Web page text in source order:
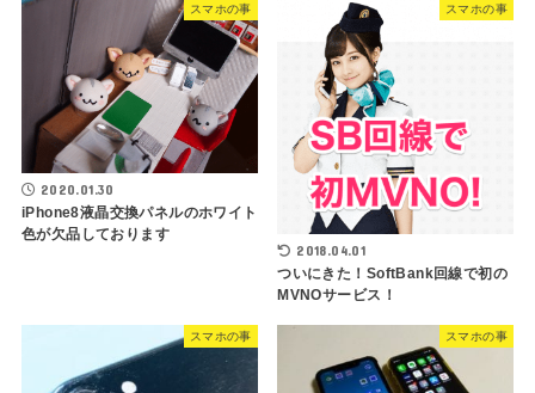
スマホの事
2020.01.30
iPhone8液晶交換パネルのホワイト
色が欠品しております
スマホの事
2018.04.01
ついにきた！SoftBank回線で初の
MVNOサービス！
スマホの事 スマホの事